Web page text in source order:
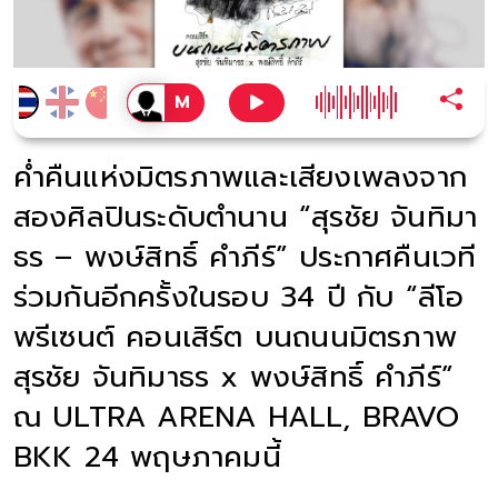
ค่ำคืนแห่งมิตรภาพและเสียงเพลงจาก
สองศิลปินระดับตำนาน “สุรชัย จันทิมา
ธร – พงษ์สิทธิ์ คำภีร์” ประกาศคืนเวที
ร่วมกันอีกครั้งในรอบ 34 ปี กับ “ลีโอ
พรีเซนต์ คอนเสิร์ต บนถนนมิตรภาพ
สุรชัย จันทิมาธร x พงษ์สิทธิ์ คำภีร์”
ณ ULTRA ARENA HALL, BRAVO
BKK 24 พฤษภาคมนี้